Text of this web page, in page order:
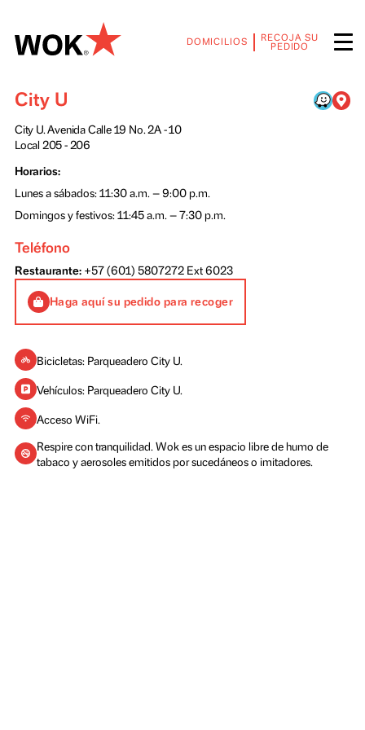
DOMICILIOS RECOJA SU
PEDIDO
City U
City U. Avenida Calle 19 No. 2A - 10
Horarios:
Lunes a sábados: 11:30 a.m. — 9:00 p.m.
Domingos y festivos: 11:45 a.m. — 7:30 p.m.
Teléfono
Restaurante:+57 (601) 5807272Ext 6023
Bicicletas: Parqueadero City U.
Acceso WiFi.